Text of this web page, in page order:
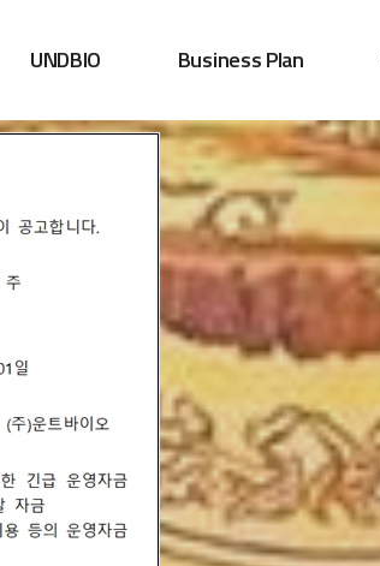
UNDBIO Business Plan